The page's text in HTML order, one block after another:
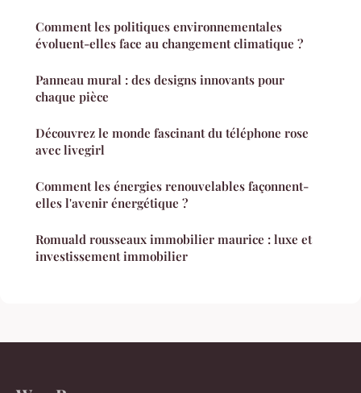
Comment les politiques environnementales
évoluent-elles face au changement climatique ?
Panneau mural : des designs innovants pour
chaque pièce
Découvrez le monde fascinant du téléphone rose
avec livegirl
Comment les énergies renouvelables façonnent-
elles l'avenir énergétique ?
Romuald rousseaux immobilier maurice : luxe et
investissement immobilier